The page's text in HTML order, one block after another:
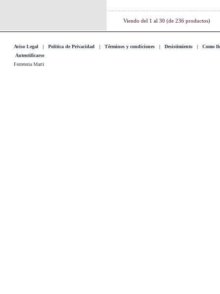
Viendo del 1 al 30 (de 236 productos)
Aviso Legal | Politica de Privacidad | Términos y condiciones | Desistimiento | Como
Autentificarse
Ferreteria Marti